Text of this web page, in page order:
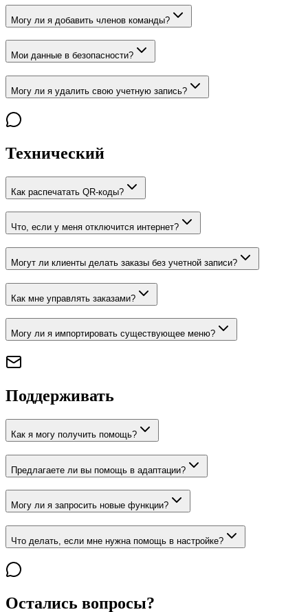
Могу ли я добавить членов команды?
Мои данные в безопасности?
Могу ли я удалить свою учетную запись?
Технический
Как распечатать QR-коды?
Что, если у меня отключится интернет?
Могут ли клиенты делать заказы без учетной записи?
Как мне управлять заказами?
Могу ли я импортировать существующее меню?
Поддерживать
Как я могу получить помощь?
Предлагаете ли вы помощь в адаптации?
Могу ли я запросить новые функции?
Что делать, если мне нужна помощь в настройке?
Остались вопросы?